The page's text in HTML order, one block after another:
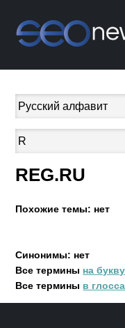
REG.RU
Похожие темы: нет
Синонимы: нет
Все термины на
Все термины в